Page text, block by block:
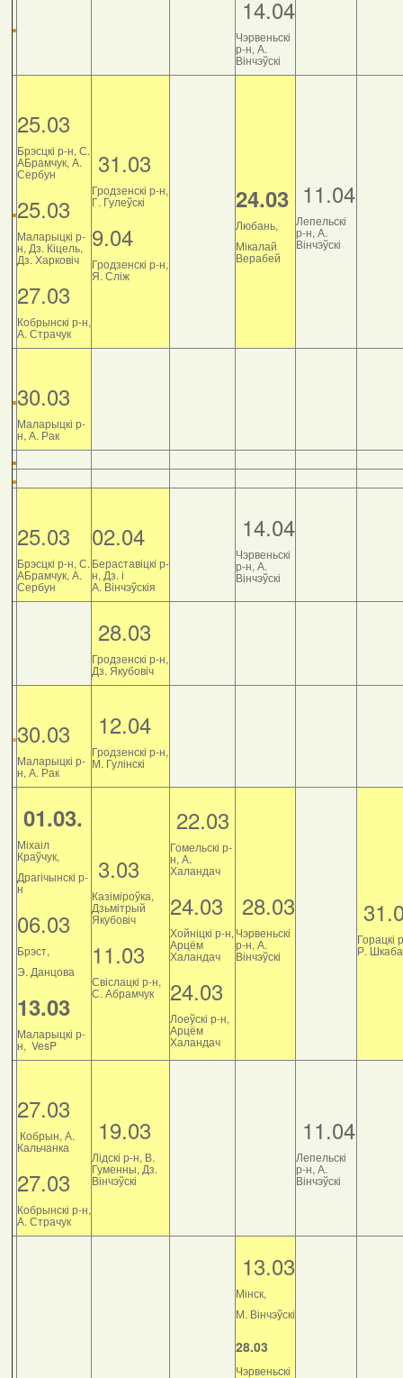
14.04
Чэрвеньскі
р-н, А.
Вінчэўскі
25.03
Брэсцкі р-н, С.
АБрамчук, А.
Сербун
25.03
Маларыцкі р-
н, Дз. Кіцель,
Дз. Харковіч
27.03
Кобрынскі р-н,
А. Страчук
31.03
Гродзенскі р-н,
Г. Гулеўскі
9.04
Гродзенскі р-н,
Я. Сліж
24.03
Любань,
Мікалай
Верабей
11.04
Лепельскі
р-н, А.
Вінчэўскі
30.03
Маларыцкі р-
н, А. Рак
25.03
Брэсцкі р-н, С.
АБрамчук, А.
Сербун
02.04
Бераставіцкі р-
н, Дз. і
А. Вінчэўскія
14.04
Чэрвеньскі
р-н, А.
Вінчэўскі
28.03
Гродзенскі р-н,
Дз. Якубовіч
30.03
Маларыцкі р-
н, А. Рак
12.04
Гродзенскі р-н,
М. Гулінскі
01.03.
Міхаіл
Краўчук,
Драгічынскі р-
н
06.03
Брэст,
Э. Данцова
13.03
Маларыцкі р-
н, VesP
3.03
Казіміроўка,
Дзьмітрый
Якубовіч
11.03
Свіслацкі р-н,
С. Абрамчук
22.03
Гомельскі р-
н, А.
Халандач
24.03
Хойніцкі р-н,
Арцём
Халандач
24.03
Лоеўскі р-н,
Арцём
Халандач
28.03
Чэрвеньскі
р-н, А.
Вінчэўскі
Горацкі
Р.
27.03
Кобрын, А.
Кальчанка
27.03
Кобрынскі р-н,
А. Страчук
19.03
Лідскі р-н, В.
Гуменны, Дз.
Вінчэўскі
11.04
Лепельскі
р-н, А.
Вінчэўскі
13.03
Мінск,
М. Вінчэўскі
28.03
Чэрвеньскі